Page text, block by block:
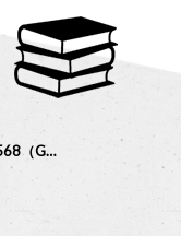
（G…